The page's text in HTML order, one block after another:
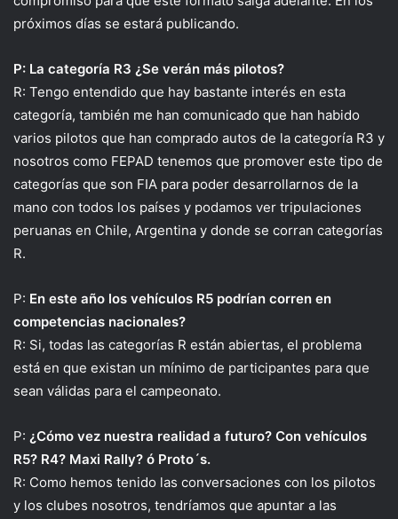
próximos días se estará publicando.
P: La categoría R3 ¿Se verán más pilotos?
R: Tengo entendido que hay bastante interés en esta
categoría, también me han comunicado que han habido
varios pilotos que han comprado autos de la categoría R3 y
nosotros como FEPAD tenemos que promover este tipo de
categorías que son FIA para poder desarrollarnos de la
mano con todos los países y podamos ver tripulaciones
peruanas en Chile, Argentina y donde se corran categorías
R.
P: En este año los vehículos R5 podrían corren en
competencias nacionales?
R: Si, todas las categorías R están abiertas, el problema
está en que existan un mínimo de participantes para que
sean válidas para el campeonato.
P: ¿Cómo vez nuestra realidad a futuro? Con vehículos
R5? R4? Maxi Rally? ó Proto´s.
R: Como hemos tenido las conversaciones con los pilotos
y los clubes nosotros, tendríamos que apuntar a las